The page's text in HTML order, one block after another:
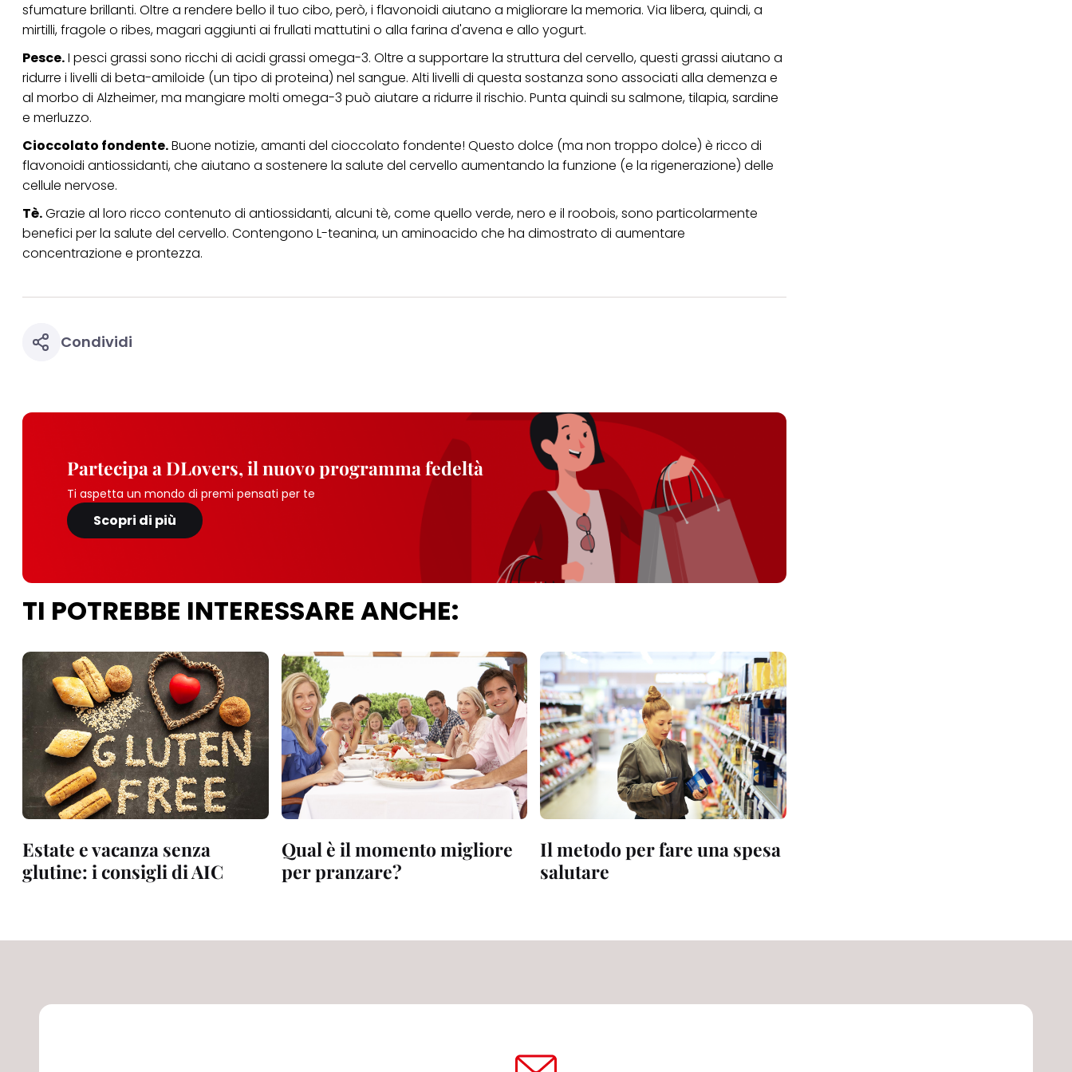
sfumature brillanti. Oltre a rendere bello il tuo cibo, però, i flavonoidi aiutano a migliorare la memoria. Via libera, quindi, a
mirtilli, fragole o ribes, magari aggiunti ai frullati mattutini o alla farina d'avena e allo yogurt.
Pesce.I pesci grassi sono ricchi di acidi grassi omega-3. Oltre a supportare la struttura del cervello, questi grassi aiutano a
ridurre i livelli di beta-amiloide (un tipo di proteina) nel sangue. Alti livelli di questa sostanza sono associati alla demenza e
al morbo di Alzheimer, ma mangiare molti omega-3 può aiutare a ridurre il rischio. Punta quindi su salmone, tilapia, sardine
e merluzzo.
Cioccolato fondente.Buone notizie, amanti del cioccolato fondente! Questo dolce (ma non troppo dolce) è ricco di
flavonoidi antiossidanti, che aiutano a sostenere la salute del cervello aumentando la funzione (e la rigenerazione) delle
cellule nervose.
Tè.Grazie al loro ricco contenuto di antiossidanti, alcuni tè, come quello verde, nero e il roobois, sono particolarmente
benefici per la salute del cervello. Contengono L-teanina, un aminoacido che ha dimostrato di aumentare
concentrazione e prontezza.
Condividi
Partecipa a DLovers, il nuovo programma fedeltà
Ti aspetta un mondo di premi pensati per te
Scopri di più
TI POTREBBE INTERESSARE ANCHE:
Estate e vacanza senza
glutine: i consigli di AIC
Qual è il momento migliore
per pranzare?
Il metodo per fare una spesa
salutare